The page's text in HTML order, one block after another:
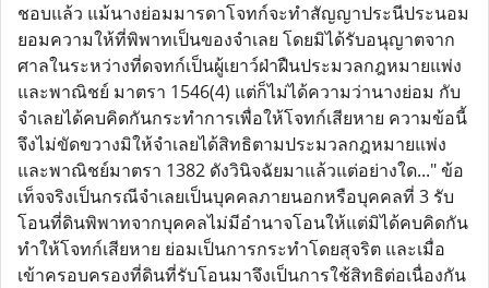
ชอบแล้ว แม้นางย่อมมารดาโจทก์จะทำสัญญาประนีประนอม
ยอมความให้ที่พิพาทเป็นของจำเลย โดยมิได้รับอนุญาตจาก
ศาลในระหว่างที่ดจทก์เป็นผู้เยาว์ฝ่าฝืนประมวลกฎหมายแพ่ง
และพาณิชย์ มาตรา 1546(4) แต่ก็ไม่ได้ความว่านางย่อม กับ
จำเลยได้คบคิดกันกระทำการเพื่อให้โจทก์เสียหาย ความข้อนี้
จึงไม่ขัดขวางมิให้จำเลยได้สิทธิตามประมวลกฎหมายแพ่ง
และพาณิชย์มาตรา 1382 ดังวินิจฉัยมาแล้วแต่อย่างใด..." ข้อ
เท็จจริงเป็นกรณีจำเลยเป็นบุคคลภายนอกหรือบุคคลที่ 3 รับ
โอนที่ดินพิพาทจากบุคคลไม่มีอำนาจโอนให้แต่มิได้คบคิดกัน
ทำให้โจทก์เสียหาย ย่อมเป็นการกระทำโดยสุจริต และเมื่อ
เข้าครอบครองที่ดินที่รับโอนมาจึงเป็นการใช้สิทธิต่อเนื่องกัน